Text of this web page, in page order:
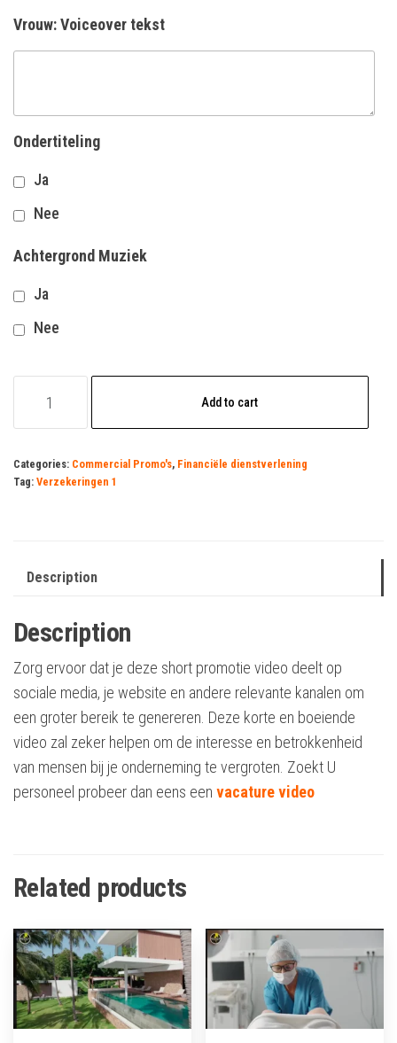
Vrouw: Voiceover tekst
Ondertiteling
Ja
Nee
Achtergrond Muziek
Ja
Nee
Add to cart
Categories: Commercial Promo's, Financiële dienstverlening
Tag: Verzekeringen 1
Description
Description
Zorg ervoor dat je deze short promotie video deelt op
sociale media, je website en andere relevante kanalen om
een groter bereik te genereren. Deze korte en boeiende
video zal zeker helpen om de interesse en betrokkenheid
van mensen bij je onderneming te vergroten. Zoekt U
personeel probeer dan eens een vacature video
Related products